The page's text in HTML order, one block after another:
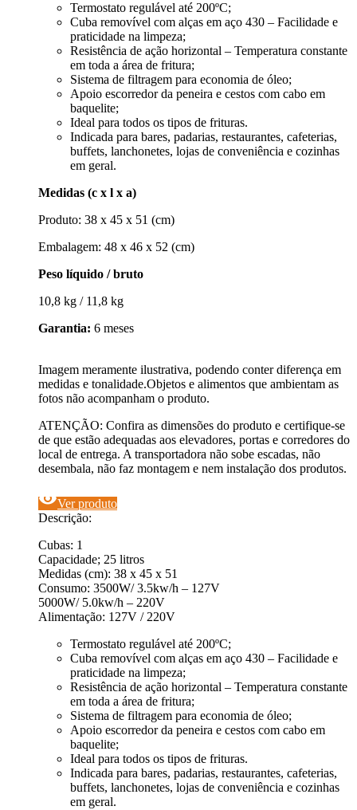
Termostato regulável até 200ºC;
Cuba removível com alças em aço 430 – Facilidade e
praticidade na limpeza;
Resistência de ação horizontal – Temperatura constante
em toda a área de fritura;
Sistema de filtragem para economia de óleo;
Apoio escorredor da peneira e cestos com cabo em
baquelite;
Ideal para todos os tipos de frituras.
Indicada para bares, padarias, restaurantes, cafeterias,
buffets, lanchonetes, lojas de conveniência e cozinhas
em geral.
Medidas (c x l x a)
Produto: 38 x 45 x 51 (cm)
Embalagem: 48 x 46 x 52 (cm)
Peso líquido / bruto
10,8 kg / 11,8 kg
Garantia: 6 meses
Imagem meramente ilustrativa, podendo conter diferença em
medidas e tonalidade.Objetos e alimentos que ambientam as
fotos não acompanham o produto.
ATENÇÃO: Confira as dimensões do produto e certifique-se
de que estão adequadas aos elevadores, portas e corredores do
local de entrega. A transportadora não sobe escadas, não
desembala, não faz montagem e nem instalação dos produtos.
visibilityVer produto
Descrição:
Cubas: 1
Capacidade; 25 litros
Medidas (cm): 38 x 45 x 51
Consumo: 3500W/ 3.5kw/h – 127V
5000W/ 5.0kw/h – 220V
Alimentação: 127V / 220V
Termostato regulável até 200ºC;
Cuba removível com alças em aço 430 – Facilidade e
praticidade na limpeza;
Resistência de ação horizontal – Temperatura constante
em toda a área de fritura;
Sistema de filtragem para economia de óleo;
Apoio escorredor da peneira e cestos com cabo em
baquelite;
Ideal para todos os tipos de frituras.
Indicada para bares, padarias, restaurantes, cafeterias,
buffets, lanchonetes, lojas de conveniência e cozinhas
em geral.